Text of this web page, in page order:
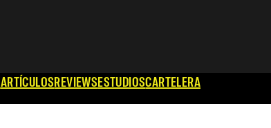
ARTÍCULOSREVIEWSESTUDIOSCARTELERA